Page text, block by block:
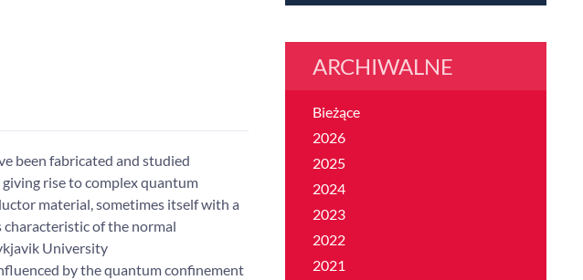
been fabricated and studied
rise to complex quantum
material, sometimes itself with a
of the normal
University
by the quantum confinement
ARCHIWALNE
Bieżące
2026
2025
2024
2023
2022
2021